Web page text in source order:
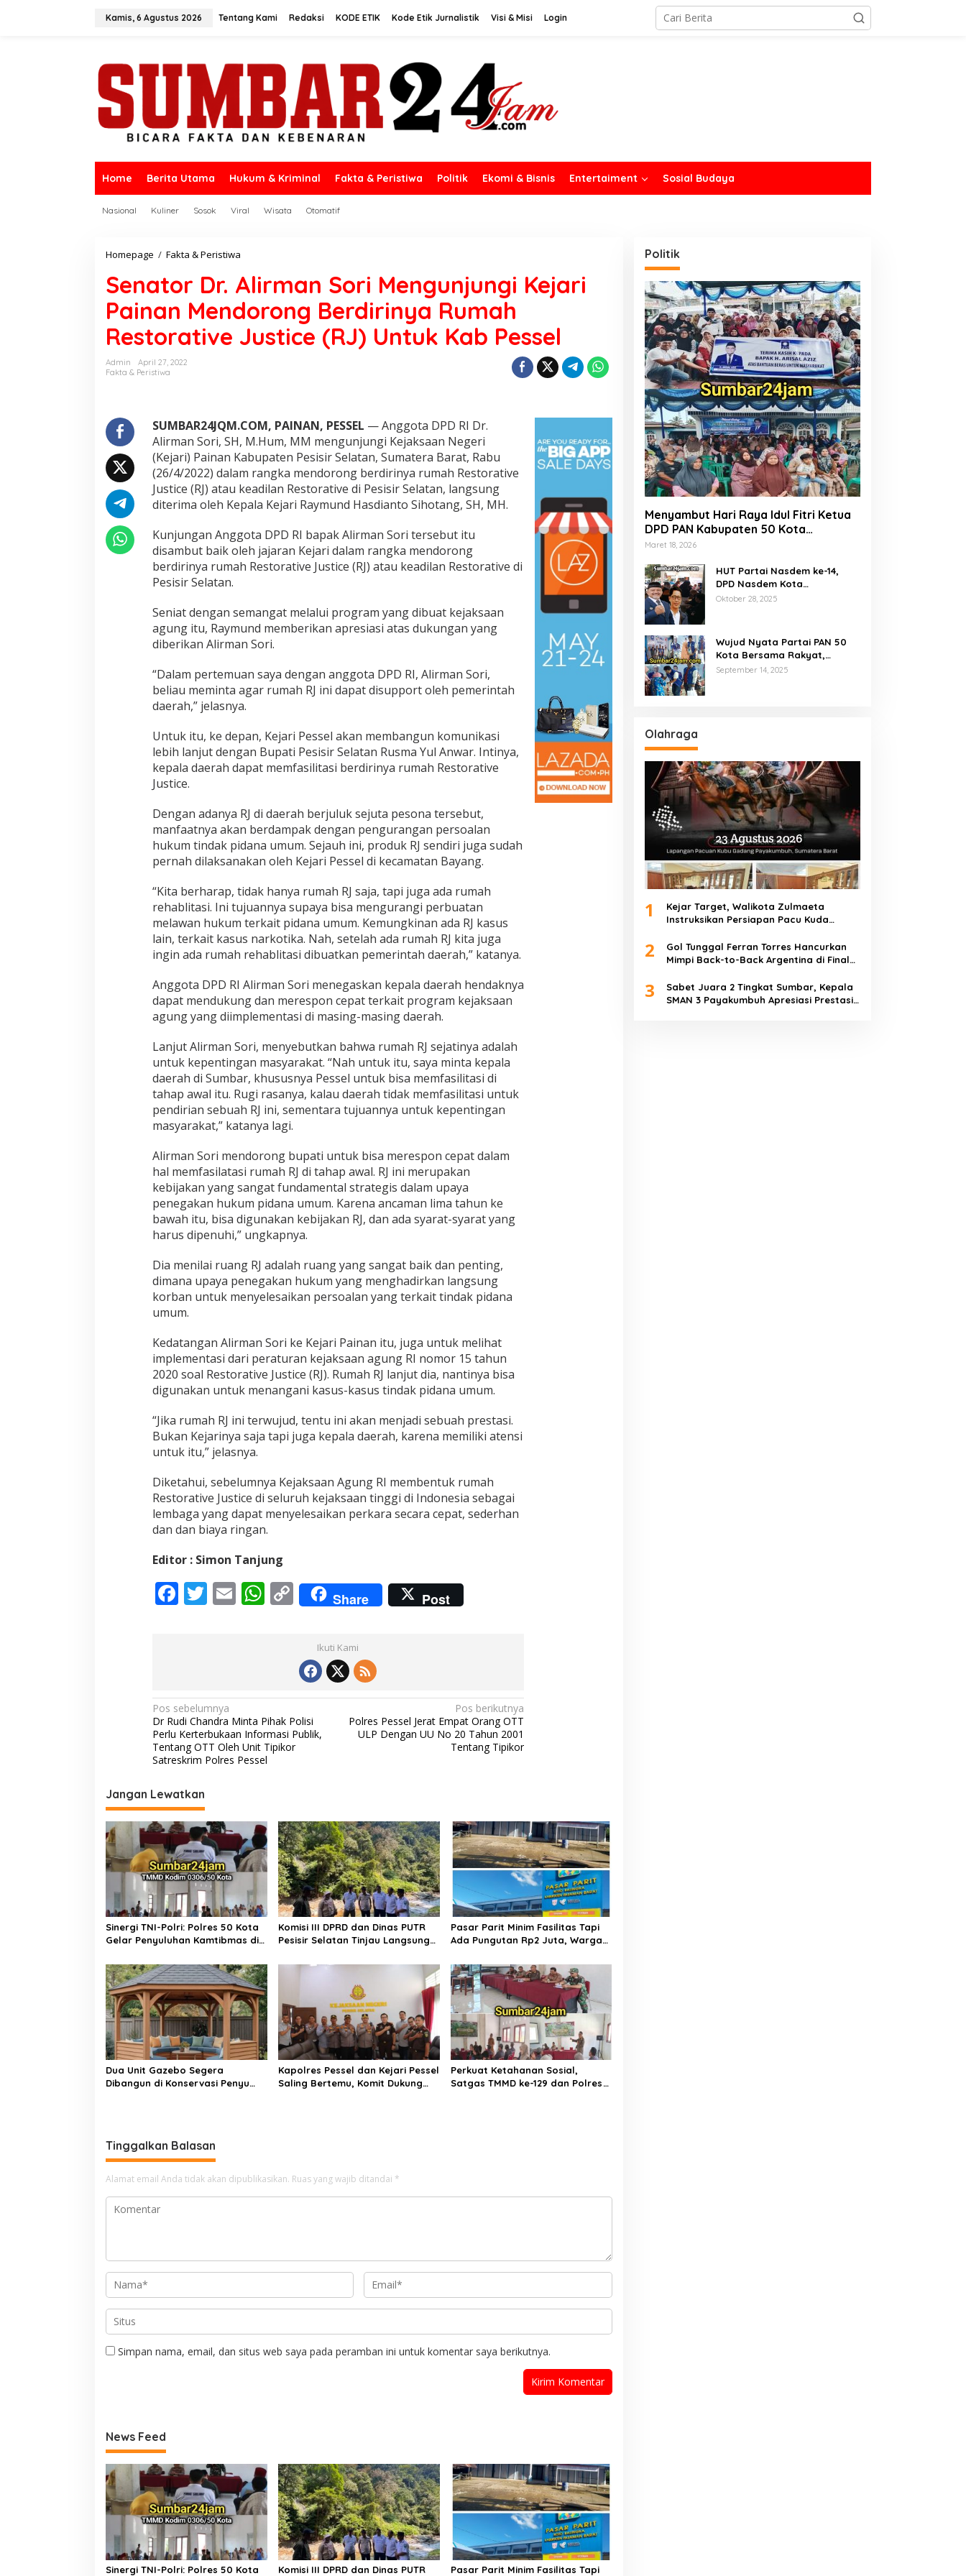
Kamis, 6 Agustus 2026 Tentang Kami Redaksi KODE ETIK Kode Etik Jurnalistik Visi & Misi Login
Home Berita Utama Hukum & Kriminal Fakta & Peristiwa Politik Ekomi & Bisnis Entertaiment Sosial Budaya
Nasional Kuliner Sosok Viral Wisata Otomatif
Homepage / Fakta & Peristiwa
n
a
t
o
D
r
m
a
n
S
o
r
i
e
n
g
u
n
g
e
j
a
i
a
i
n
M
e
n
d
r
o
n
g
B
e
d
r
i
y
R
u
m
a
h
R
s
t
o
r
a
t
e
J
u
s
c
e
(
R
J
U
n
u
K
a
b
P
e
s
l
Senator Dr. Alirman Sori Mengunjungi Kejari
Painan Mendorong Berdirinya Rumah
Restorative Justice (RJ) Untuk Kab Pessel
Admin
April 27, 2022
Fakta & Peristiwa
SUMBAR24JQM.COM, PAINAN, PESSEL — Anggota DPD RI Dr.
Alirman Sori, SH, M.Hum, MM mengunjungi Kejaksaan Negeri
(Kejari) Painan Kabupaten Pesisir Selatan, Sumatera Barat, Rabu
(26/4/2022) dalam rangka mendorong berdirinya rumah Restorative
Justice (RJ) atau keadilan Restorative di Pesisir Selatan, langsung
diterima oleh Kepala Kejari Raymund Hasdianto Sihotang, SH, MH.
Kunjungan Anggota DPD RI bapak Alirman Sori tersebut itu
disambut baik oleh jajaran Kejari dalam rangka mendorong
berdirinya rumah Restorative Justice (RJ) atau keadilan Restorative di
Pesisir Selatan.
Seniat dengan semangat melalui program yang dibuat kejaksaan
agung itu, Raymund memberikan apresiasi atas dukungan yang
diberikan Alirman Sori.
“Dalam pertemuan saya dengan anggota DPD RI, Alirman Sori,
beliau meminta agar rumah RJ ini dapat disupport oleh pemerintah
daerah,” jelasnya.
Untuk itu, ke depan, Kejari Pessel akan membangun komunikasi
lebih lanjut dengan Bupati Pesisir Selatan Rusma Yul Anwar. Intinya,
kepala daerah dapat memfasilitasi berdirinya rumah Restorative
Justice.
Dengan adanya RJ di daerah berjuluk sejuta pesona tersebut,
manfaatnya akan berdampak dengan pengurangan persoalan
hukum tindak pidana umum. Sejauh ini, produk RJ sendiri juga sudah
pernah dilaksanakan oleh Kejari Pessel di kecamatan Bayang.
“Kita berharap, tidak hanya rumah RJ saja, tapi juga ada rumah
rehablitasi. Ini tujuannya supaya bisa mengurangi perbuatan
melawan hukum terkait pidana umum. Kemungkinan ada RJ kasus
lain, terkait kasus narkotika. Nah, setelah ada rumah RJ kita juga
ingin ada rumah rehablitasi dibuatkan pemerintah daerah,” katanya.
Anggota DPD RI Alirman Sori menegaskan kepala daerah hendaknya
dapat mendukung dan merespon cepat terkait program kejaksaan
agung yang diimplementasi di masing-masing daerah.
Lanjut Alirman Sori, menyebutkan bahwa rumah RJ sejatinya adalah
untuk kepentingan masyarakat. “Nah untuk itu, saya minta kepala
daerah di Sumbar, khususnya Pessel untuk bisa memfasilitasi di
tahap awal itu. Rugi rasanya, kalau daerah tidak memfasilitasi untuk
pendirian sebuah RJ ini, sementara tujuannya untuk kepentingan
masyarakat,” katanya lagi.
Alirman Sori mendorong bupati untuk bisa merespon cepat dalam
hal memfasilatasi rumah RJ di tahap awal. RJ ini merupakan
kebijakan yang sangat fundamental strategis dalam upaya
penegakan hukum pidana umum. Karena ancaman lima tahun ke
bawah itu, bisa digunakan kebijakan RJ, dan ada syarat-syarat yang
harus dipenuhi,” ungkapnya.
Dia menilai ruang RJ adalah ruang yang sangat baik dan penting,
dimana upaya penegakan hukum yang menghadirkan langsung
korban untuk menyelesaikan persoalan yang terkait tindak pidana
umum.
Kedatangan Alirman Sori ke Kejari Painan itu, juga untuk melihat
implementasi dari peraturan kejaksaan agung RI nomor 15 tahun
2020 soal Restorative Justice (RJ). Rumah RJ lanjut dia, nantinya bisa
digunakan untuk menangani kasus-kasus tindak pidana umum.
“Jika rumah RJ ini terwujud, tentu ini akan menjadi sebuah prestasi.
Bukan Kejarinya saja tapi juga kepala daerah, karena memiliki atensi
untuk itu,” jelasnya.
Diketahui, sebelumnya Kejaksaan Agung RI membentuk rumah
Restorative Justice di seluruh kejaksaan tinggi di Indonesia sebagai
lembaga yang dapat menyelesaikan perkara secara cepat, sederhan
dan dan biaya ringan.
Editor : Simon Tanjung
F
o
k
T E W
p
p
C
o
y
Li
n
k
Share Post
Ikuti Kami
N
a
v
i
g
a
s
i
p
o
s
Pos sebelumnya
Dr Rudi Chandra Minta Pihak Polisi
Perlu Kerterbukaan Informasi Publik,
Tentang OTT Oleh Unit Tipikor
Satreskrim Polres Pessel
Pos berikutnya
Polres Pessel Jerat Empat Orang OTT
ULP Dengan UU No 20 Tahun 2001
Tentang Tipikor
Jangan Lewatkan
Sinergi TNI-Polri: Polres 50 Kota
Gelar Penyuluhan Kamtibmas di
Komisi III DPRD dan Dinas PUTR
Pesisir Selatan Tinjau Langsung
Pancung Tebal
​Pasar Parit Minim Fasilitas Tapi
Ada Pungutan Rp2 Juta, Warga
Turun Tangan
Dua Unit Gazebo Segera
Dibangun di Konservasi Penyu
Kapolres Pessel dan Kejari Pessel
Saling Bertemu, Komit Dukung
Perkuat Ketahanan Sosial,
Satgas TMMD ke-129 dan Polres
Tinggalkan Balasan
Alamat email Anda tidak akan dipublikasikan. Ruas yang wajib ditandai *
Simpan nama, email, dan situs web saya pada peramban ini untuk komentar saya berikutnya.
News Feed
Sinergi TNI-Polri: Polres 50 Kota
Komisi III DPRD dan Dinas PUTR
​Pasar Parit Minim Fasilitas Tapi
Politik
Menyambut Hari Raya Idul Fitri Ketua
DPD PAN Kabupaten 50 Kota
Marsanova Andesra, Salurkan Empat
Miskin
Maret 18, 2026
HUT Partai Nasdem ke-14,
DPD Nasdem Kota
Payakumbuh Gelar Donor
Oktober 28, 2025
Wujud Nyata Partai PAN 50
Kota Bersama Rakyat,
Marsanova Andesra SH,MH
September 14, 2025
Olahraga
1
Kejar Target, Walikota Zulmaeta
Instruksikan Persiapan Pacu Kuda
2
Gol Tunggal Ferran Torres Hancurkan
Mimpi Back-to-Back Argentina di Final
3
Sabet Juara 2 Tingkat Sumbar, Kepala
SMAN 3 Payakumbuh Apresiasi Prestasi